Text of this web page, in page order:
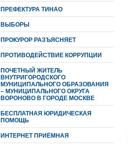
ПРЕФЕКТУРА ТИНАО
ВЫБОРЫ
ПРОКУРОР РАЗЪЯСНЯЕТ
ПРОТИВОДЕЙСТВИЕ КОРРУПЦИИ
ПОЧЕТНЫЙ ЖИТЕЛЬ
ВНУТРИГОРОДСКОГО
МУНИЦИПАЛЬНОГО ОБРАЗОВАНИЯ
– МУНИЦИПАЛЬНОГО ОКРУГА
ВОРОНОВО В ГОРОДЕ МОСКВЕ
БЕСПЛАТНАЯ ЮРИДИЧЕСКАЯ
ПОМОЩЬ
ИНТЕРНЕТ ПРИЁМНАЯ